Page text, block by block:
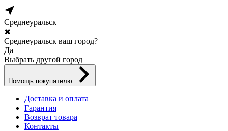
Среднеуральск
✖
Среднеуральск ваш город?
Да
Выбрать другой город
Помощь покупателю
Доставка и оплата
Гарантия
Возврат товара
Контакты